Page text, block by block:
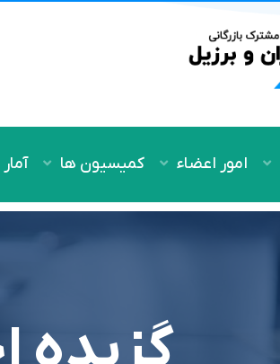
امور اعضاء کمیسیون ها